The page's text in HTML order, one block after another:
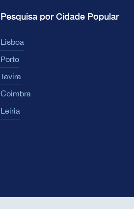
Pesquisa por Cidade Popular
Lisboa
Porto
Tavira
Coimbra
Leiria